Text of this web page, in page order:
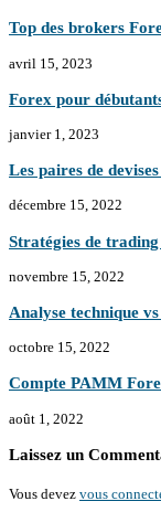
Top des brokers
avril 15, 2023
Forex pour
janvier 1, 2023
Les paires de
décembre 15, 2022
Stratégies de
novembre 15, 2022
Analyse technique
octobre 15, 2022
Compte PAMM
août 1, 2022
Laissez un
Vous devez vous